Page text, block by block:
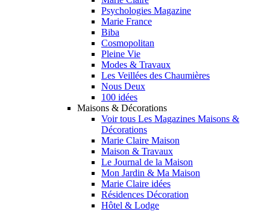
Psychologies Magazine
Marie France
Biba
Cosmopolitan
Pleine Vie
Modes & Travaux
Les Veillées des Chaumières
Nous Deux
100 idées
Maisons & Décorations
Voir tous Les Magazines Maisons &
Décorations
Marie Claire Maison
Maison & Travaux
Le Journal de la Maison
Mon Jardin & Ma Maison
Marie Claire idées
Résidences Décoration
Hôtel & Lodge